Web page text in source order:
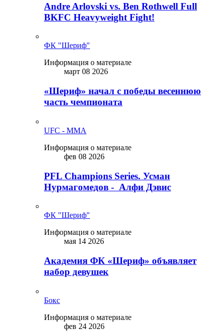
Andre Arlovski vs. Ben Rothwell Full
BKFC Heavyweight Fight!
ФК "Шериф"
Информация о материале
март 08 2026
«Шериф» начал с победы весеннюю
часть чемпионата
UFC - MMA
Информация о материале
фев 08 2026
PFL Champions Series. Усман
Нурмагомедов - Алфи Дэвис
ФК "Шериф"
Информация о материале
мая 14 2026
Академия ФК «Шериф» объявляет
набор девушек
Бокс
Информация о материале
фев 24 2026